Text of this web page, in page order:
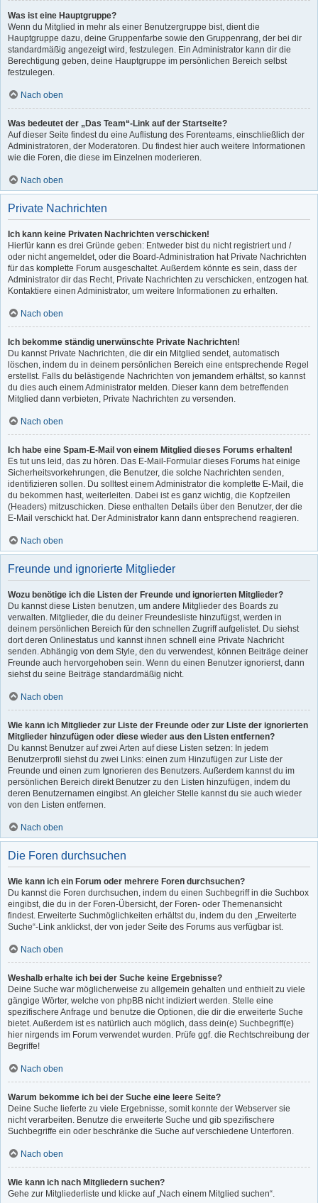
Was ist eine Hauptgruppe?
Wenn du Mitglied in mehr als einer Benutzergruppe bist, dient die
Hauptgruppe dazu, deine Gruppenfarbe sowie den Gruppenrang, der bei dir
standardmäßig angezeigt wird, festzulegen. Ein Administrator kann dir die
Berechtigung geben, deine Hauptgruppe im persönlichen Bereich selbst
festzulegen.
Nach oben
Was bedeutet der „Das Team“-Link auf der Startseite?
Auf dieser Seite findest du eine Auflistung des Forenteams, einschließlich der
Administratoren, der Moderatoren. Du findest hier auch weitere Informationen
wie die Foren, die diese im Einzelnen moderieren.
Nach oben
Private Nachrichten
Ich kann keine Privaten Nachrichten verschicken!
Hierfür kann es drei Gründe geben: Entweder bist du nicht registriert und /
oder nicht angemeldet, oder die Board-Administration hat Private Nachrichten
für das komplette Forum ausgeschaltet. Außerdem könnte es sein, dass der
Administrator dir das Recht, Private Nachrichten zu verschicken, entzogen hat.
Kontaktiere einen Administrator, um weitere Informationen zu erhalten.
Nach oben
Ich bekomme ständig unerwünschte Private Nachrichten!
Du kannst Private Nachrichten, die dir ein Mitglied sendet, automatisch
löschen, indem du in deinem persönlichen Bereich eine entsprechende Regel
erstellst. Falls du belästigende Nachrichten von jemandem erhältst, so kannst
du dies auch einem Administrator melden. Dieser kann dem betreffenden
Mitglied dann verbieten, Private Nachrichten zu versenden.
Nach oben
Ich habe eine Spam-E-Mail von einem Mitglied dieses Forums erhalten!
Es tut uns leid, das zu hören. Das E-Mail-Formular dieses Forums hat einige
Sicherheitsvorkehrungen, die Benutzer, die solche Nachrichten senden,
identifizieren sollen. Du solltest einem Administrator die komplette E-Mail, die
du bekommen hast, weiterleiten. Dabei ist es ganz wichtig, die Kopfzeilen
(Headers) mitzuschicken. Diese enthalten Details über den Benutzer, der die
E-Mail verschickt hat. Der Administrator kann dann entsprechend reagieren.
Nach oben
Freunde und ignorierte Mitglieder
Wozu benötige ich die Listen der Freunde und ignorierten Mitglieder?
Du kannst diese Listen benutzen, um andere Mitglieder des Boards zu
verwalten. Mitglieder, die du deiner Freundesliste hinzufügst, werden in
deinem persönlichen Bereich für den schnellen Zugriff aufgelistet. Du siehst
dort deren Onlinestatus und kannst ihnen schnell eine Private Nachricht
senden. Abhängig von dem Style, den du verwendest, können Beiträge deiner
Freunde auch hervorgehoben sein. Wenn du einen Benutzer ignorierst, dann
siehst du seine Beiträge standardmäßig nicht.
Nach oben
Wie kann ich Mitglieder zur Liste der Freunde oder zur Liste der ignorierten
Mitglieder hinzufügen oder diese wieder aus den Listen entfernen?
Du kannst Benutzer auf zwei Arten auf diese Listen setzen: In jedem
Benutzerprofil siehst du zwei Links: einen zum Hinzufügen zur Liste der
Freunde und einen zum Ignorieren des Benutzers. Außerdem kannst du im
persönlichen Bereich direkt Benutzer zu den Listen hinzufügen, indem du
deren Benutzernamen eingibst. An gleicher Stelle kannst du sie auch wieder
von den Listen entfernen.
Nach oben
Die Foren durchsuchen
Wie kann ich ein Forum oder mehrere Foren durchsuchen?
Du kannst die Foren durchsuchen, indem du einen Suchbegriff in die Suchbox
eingibst, die du in der Foren-Übersicht, der Foren- oder Themenansicht
findest. Erweiterte Suchmöglichkeiten erhältst du, indem du den „Erweiterte
Suche“-Link anklickst, der von jeder Seite des Forums aus verfügbar ist.
Nach oben
Weshalb erhalte ich bei der Suche keine Ergebnisse?
Deine Suche war möglicherweise zu allgemein gehalten und enthielt zu viele
gängige Wörter, welche von phpBB nicht indiziert werden. Stelle eine
spezifischere Anfrage und benutze die Optionen, die dir die erweiterte Suche
bietet. Außerdem ist es natürlich auch möglich, dass dein(e) Suchbegriff(e)
hier nirgends im Forum verwendet wurden. Prüfe ggf. die Rechtschreibung der
Begriffe!
Nach oben
Warum bekomme ich bei der Suche eine leere Seite?
Deine Suche lieferte zu viele Ergebnisse, somit konnte der Webserver sie
nicht verarbeiten. Benutze die erweiterte Suche und gib spezifischere
Suchbegriffe ein oder beschränke die Suche auf verschiedene Unterforen.
Nach oben
Wie kann ich nach Mitgliedern suchen?
Gehe zur Mitgliederliste und klicke auf „Nach einem Mitglied suchen“.